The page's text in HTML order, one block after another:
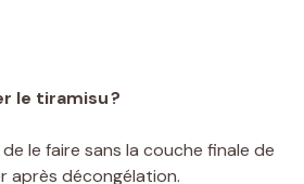
le tiramisu ?
le faire sans la couche finale de
après décongélation.